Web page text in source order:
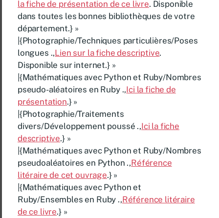
la fiche de présentation de ce livre. Disponible
dans toutes les bonnes bibliothèques de votre
département.} »
|{Photographie/Techniques particulières/Poses
longues .,Lien sur la fiche descriptive.
Disponible sur internet.} »
|{Mathématiques avec Python et Ruby/Nombres
pseudo-aléatoires en Ruby .,Ici la fiche de
présentation.} »
|{Photographie/Traitements
divers/Développement poussé .,Ici la fiche
descriptive.} »
|{Mathématiques avec Python et Ruby/Nombres
pseudoaléatoires en Python .,Référence
litéraire de cet ouvrage.} »
|{Mathématiques avec Python et
Ruby/Ensembles en Ruby .,Référence litéraire
de ce livre.} »